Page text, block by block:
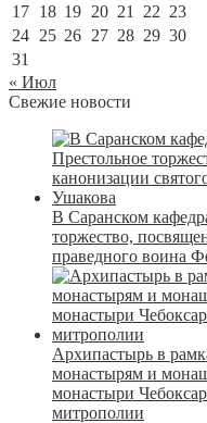
17 18 19 20 21 22 23
24 25 26 27 28 29 30
31
« Июл
Свежие новости
В Саранском
торжество,
праведного воина
Архипастырь в
монастырям и
монастыри
митрополии